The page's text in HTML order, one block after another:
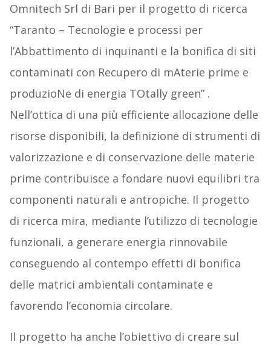
Omnitech Srl di Bari per il progetto di ricerca
“Taranto – Tecnologie e processi per
l’Abbattimento di inquinanti e la bonifica di siti
contaminati con Recupero di mAterie prime e
produzioNe di energia TOtally green” .
Nell’ottica di una più efficiente allocazione delle
risorse disponibili, la definizione di strumenti di
valorizzazione e di conservazione delle materie
prime contribuisce a fondare nuovi equilibri tra
componenti naturali e antropiche. Il progetto
di ricerca mira, mediante l’utilizzo di tecnologie
funzionali, a generare energia rinnovabile
conseguendo al contempo effetti di bonifica
delle matrici ambientali contaminate e
favorendo l’economia circolare.
Il progetto ha anche l’obiettivo di creare sul